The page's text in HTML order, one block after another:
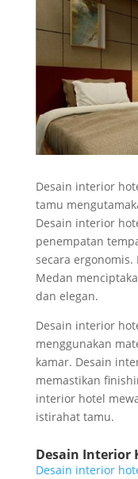
Desain interior
tamu
Desain interior
penempatan
secara
Medan
dan elegan.
Desain interior
menggunakan
kamar. Desain
memastikan
interior hotel
istirahat tamu.
Desain Interior
Desain interior